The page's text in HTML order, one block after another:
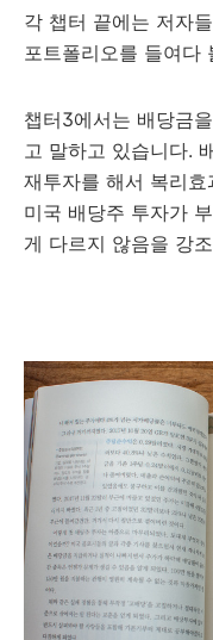
각 챕터 끝에는 저자
포트폴리오를 들여다
챕터3에서는 배당금
고 말하고 있습니다.
재투자를 해서 복리
미국 배당주 투자가
게 다르지 않음을 강